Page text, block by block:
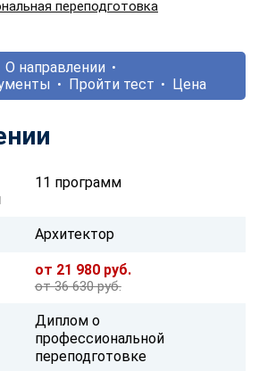
переподготовка
О направлении
Пройти тест Цена
11 программ
Архитектор
от 21 980 руб.
от 36 630 руб.
Диплом о
профессиональной
переподготовке